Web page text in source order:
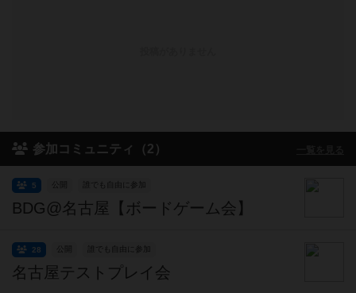
参加コミュニティ（2）
BDG@名古屋【ボードゲーム会】
公開 誰でも自由に参加
5
名古屋テストプレイ会
公開 誰でも自由に参加
28